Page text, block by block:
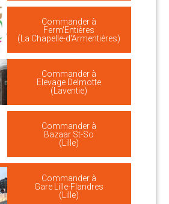
Commander à
Ferm'Entières
(La Chapelle-d'Armentières)
Commander à
Elevage Delmotte
(Laventie)
Commander à
Bazaar St-So
(Lille)
Commander à
Gare Lille-Flandres
(Lille)